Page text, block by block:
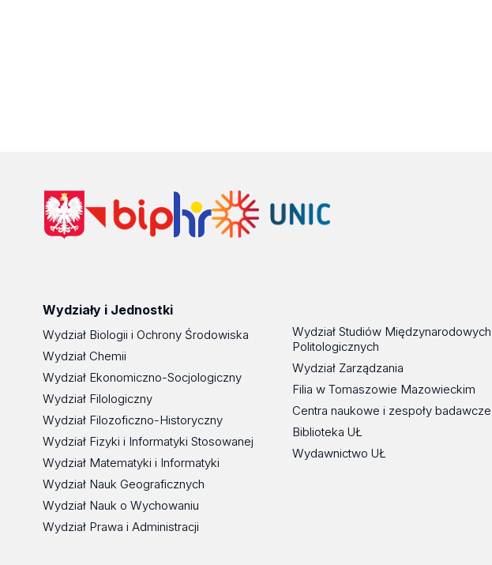
Wydziały i Jednostki
Wydział Biologii i Ochrony Środowiska
Wydział Chemii
Wydział Ekonomiczno-Socjologiczny
Wydział Filologiczny
Wydział Filozoficzno-Historyczny
Wydział Fizyki i Informatyki Stosowanej
Wydział Matematyki i Informatyki
Wydział Nauk Geograficznych
Wydział Nauk o Wychowaniu
Wydział Prawa i Administracji
Wydział Studiów
Politologicznych
Wydział Zarządzania
Filia w Tomaszowie Mazowieckim
Centra naukowe i zespoły badawcze
Biblioteka UŁ
Wydawnictwo UŁ